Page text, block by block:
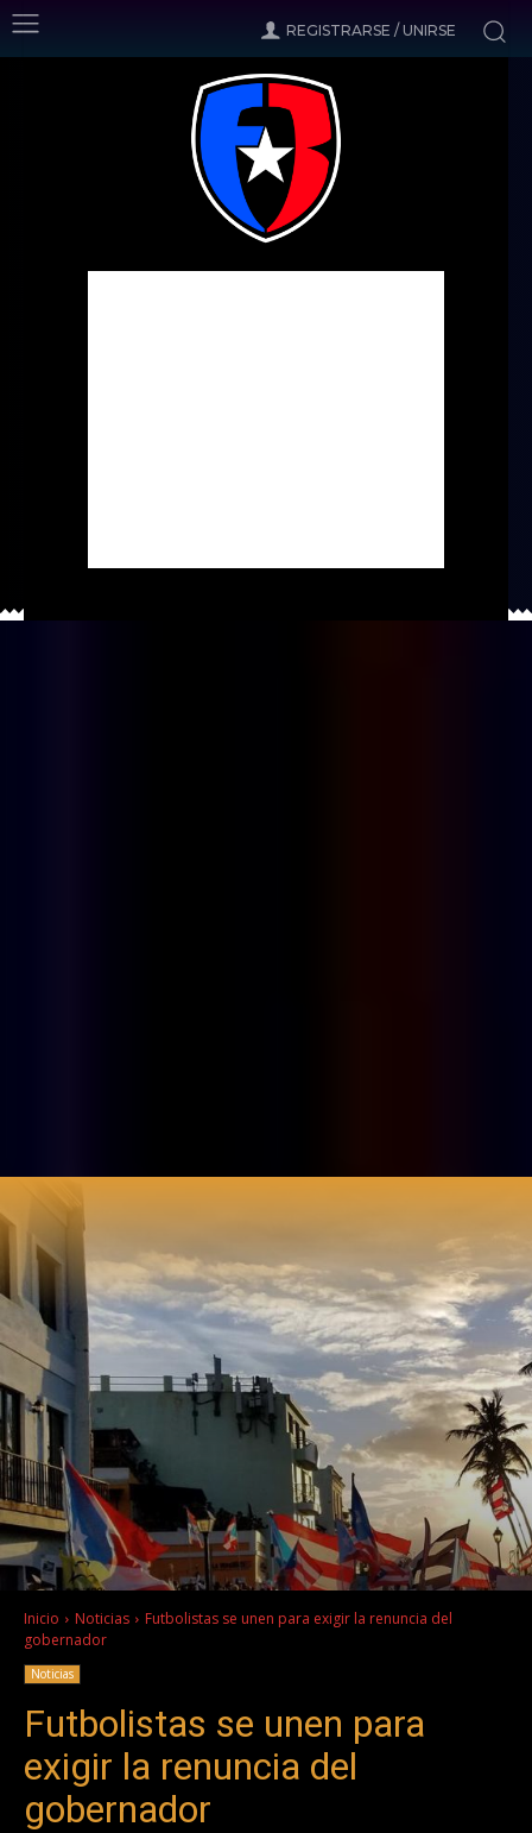
REGISTRARSE / UNIRSE
Inicio Noticias
Futbolistas se unen para exigir la renuncia del
gobernador
Noticias
Futbolistas se unen para
exigir la renuncia del
gobernador